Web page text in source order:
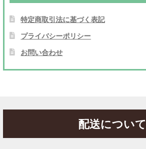
特定商取引法に基づく表記
プライバシーポリシー
お問い合わせ
配送について